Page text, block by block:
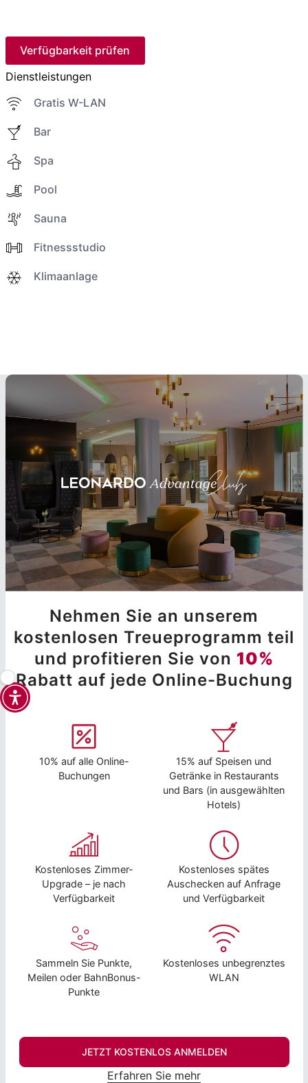
Verfügbarkeit prüfen
Dienstleistungen
Gratis W-LAN
Bar
Spa
Pool
Sauna
Fitnessstudio
Klimaanlage
Nehmen Sie an unserem
kostenlosen Treueprogramm teil
und profitieren Sie von 10%
Rabatt auf jede Online-Buchung
10% auf alle Online-
Buchungen
15% auf Speisen und
Getränke in Restaurants
und Bars (in ausgewählten
Hotels)
Kostenloses Zimmer-
Upgrade – je nach
Verfügbarkeit
Kostenloses spätes
Auschecken auf Anfrage
und Verfügbarkeit
Sammeln Sie Punkte,
Meilen oder BahnBonus-
Punkte
Kostenloses unbegrenztes
WLAN
JETZT KOSTENLOS ANMELDEN
Erfahren Sie mehr